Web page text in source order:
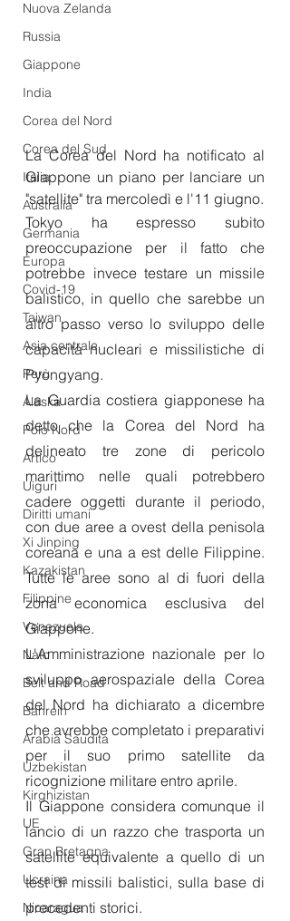
Nuova Zelanda
Russia
Giappone
India
Corea del Nord
Corea del Sud
Italia
Australia
Germania
Europa
Covid-19
Taiwan
Asia centrale
Perù
Alaska
Polo Nord
Artico
Uiguri
Diritti umani
Xi Jinping
Kazakistan
Filippine
Venezuela
Nato
Belt and Road
Bahrein
Arabia Saudita
Uzbekistan
Kirghizistan
UE
Gran Bretagna
Ucraina
Nicaragua
La Corea del Nord ha notificato al
Giappone un piano per lanciare un
Tokyo ha espresso subito
preoccupazione per il fatto che
potrebbe invece testare un missile
balistico, in quello che sarebbe un
altro passo verso lo sviluppo delle
capacità nucleari e missilistiche di
Pyongyang.
La Guardia costiera giapponese ha
detto che la Corea del Nord ha
delineato tre zone di pericolo
marittimo nelle quali potrebbero
cadere oggetti durante il periodo,
con due aree a ovest della penisola
coreana e una a est delle Filippine.
Tutte le aree sono al di fuori della
zona economica esclusiva del
Giappone.
L'Amministrazione nazionale per lo
sviluppo aerospaziale della Corea
del Nord ha dichiarato a dicembre
che avrebbe completato i preparativi
per il suo primo satellite da
ricognizione militare entro aprile.
Il Giappone considera comunque il
lancio di un razzo che trasporta un
satellite equivalente a quello di un
test di missili balistici, sulla base di
precedenti storici.